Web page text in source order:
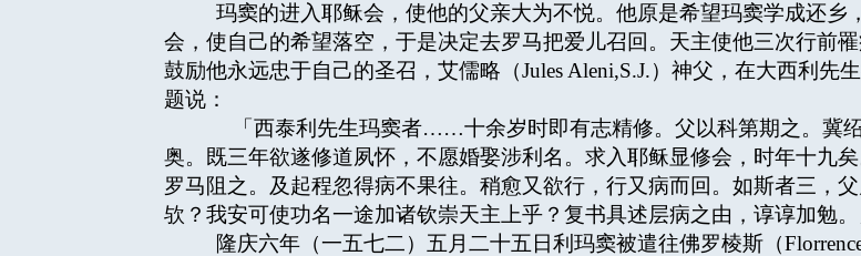
玛窦的进入耶稣会，使他的父亲大为不悦。他原是希望玛窦学成还乡
会，使自己的希望落空，于是决定去罗马把爱儿召回。天主使他三次行前
鼓励他永远忠于自己的圣召，艾儒略（Jules Aleni,S.J.）神父，在大西利先
题说：
「西泰利先生玛窦者……十余岁时即有志精修。父以科第期之。冀绍
奥。既三年欲遂修道夙怀，不愿婚娶涉利名。求入耶稣显修会，时年十九
罗马阻之。及起程忽得病不果往。稍愈又欲行，行又病而回。如斯者三，
欤？我安可使功名一途加诸钦崇天主上乎？复书具述层病之由，谆谆加勉。
隆庆六年（一五七二）五月二十五日利玛窦被遣往佛罗棱斯（